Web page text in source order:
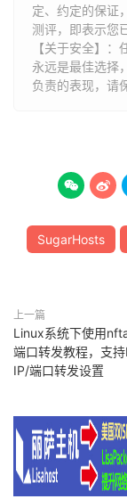
定、约定的保证
测评，即表示您
【关于安全】
永远是最佳选择
负责的表现，请
 
SugarHosts
上一篇
Linux系统下使用
端口转发教程，支
IP/端口转发设置